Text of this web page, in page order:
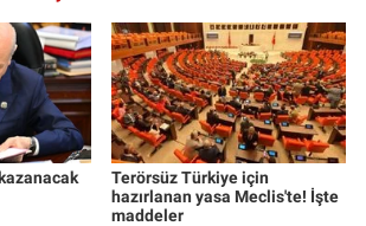
Terörsüz Türkiye için
hazırlanan yasa Meclis'te! İşte
maddeler